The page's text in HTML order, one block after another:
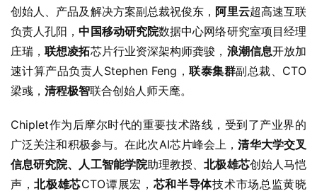
创始人、产品及解决方案副总裁祝俊东， 阿里云超高速互联
负责人孔阳，中国移动研究院数据中心网络研究室项目经理
庄瑞，联想凌拓芯片行业资深架构师龚骏， 浪潮信息开放加
速计算产品负责人Stephen Feng，联泰集群副总裁、CTO
梁彧， 清程极智联合创始人师天麾。
Chiplet作为后摩尔时代的重要技术路线，受到了产业界的
广泛关注和积极参与。在此次AI芯片峰会上，清华大学交叉
信息研究院、人工智能学院助理教授、北极雄芯创始人马恺
声，北极雄芯CTO谭展宏， 芯和半导体技术市场总监黄晓